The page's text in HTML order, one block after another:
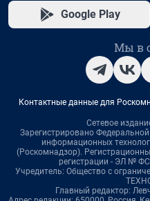
Google Play
Мы в
Контактные данные для
Сетевое
Зарегистрировано
информационных
(Роскомнадзор).
регистрации - ЭЛ №
Учредитель: Общество с
Главный редактор: